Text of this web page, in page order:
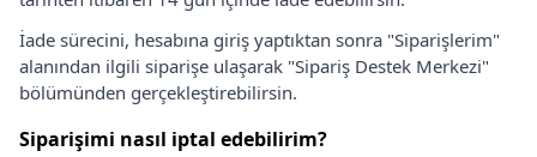
İade sürecini, hesabına giriş yaptıktan sonra "Siparişlerim"
alanından ilgili siparişe ulaşarak "Sipariş Destek Merkezi"
bölümünden gerçekleştirebilirsin.
Siparişimi nasıl iptal edebilirim?